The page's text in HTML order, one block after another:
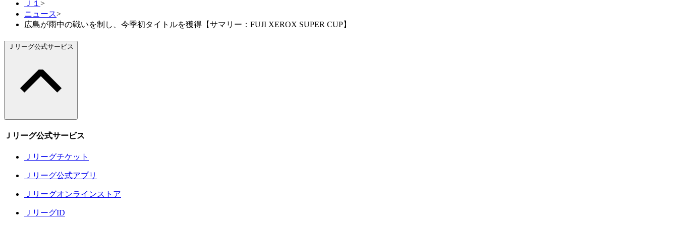
Ｊ１ >
ニュース>
広島が雨中の戦いを制し、今季初タイトルを獲得【サマリー：FUJI XEROX SUPER CUP】
Ｊリーグ公式サービス
Ｊリーグ公式サービス
Ｊリーグチケット
Ｊリーグ公式アプリ
Ｊリーグオンラインストア
ＪリーグID